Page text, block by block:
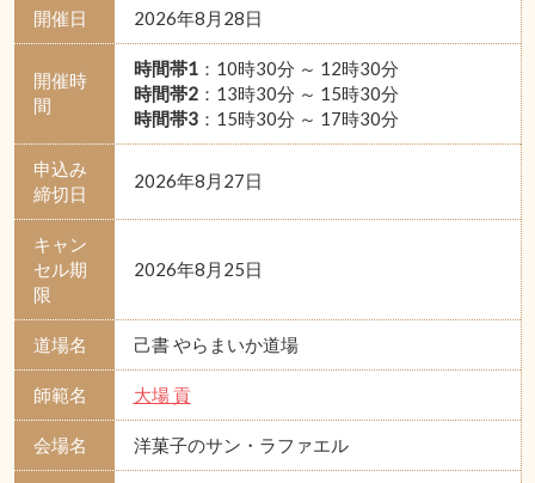
開催日 2026年8月28日
開催時
間
時間帯1：10時30分 ～ 12時30分
時間帯2：13時30分 ～ 15時30分
時間帯3：15時30分 ～ 17時30分
申込み
締切日
2026年8月27日
キャン
セル期
限
2026年8月25日
道場名 己書 やらまいか道場
師範名 大場 貢
会場名 洋菓子のサン・ラファエル